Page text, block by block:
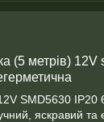
(5 метрів)
SMD5630
яскравий та